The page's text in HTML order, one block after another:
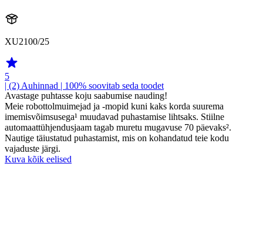
XU2100/25
5
| (2) Auhinnad | 100% soovitab seda toodet
Avastage puhtasse koju saabumise nauding!
Meie robottolmuimejad ja -mopid kuni kaks korda suurema
imemisvõimsusega¹ muudavad puhastamise lihtsaks. Stiilne
automaattühjendusjaam tagab muretu mugavuse 70 päevaks².
Nautige täiustatud puhastamist, mis on kohandatud teie kodu
vajaduste järgi.
Kuva kõik eelised